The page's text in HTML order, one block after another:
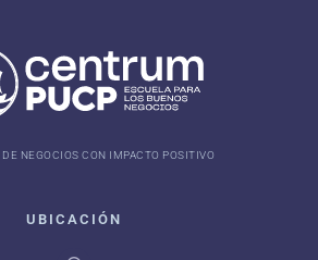
DE NEGOCIOS CON IMPACTO POSITIVO
UBICACIÓN